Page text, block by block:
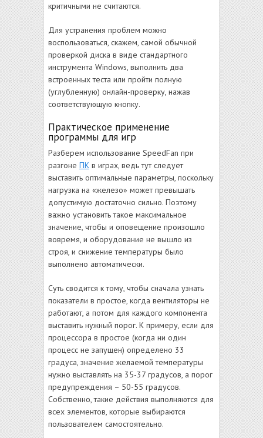
критичными не считаются.
Для устранения проблем можно
воспользоваться, скажем, самой обычной
проверкой диска в виде стандартного
инструмента Windows, выполнить два
встроенных теста или пройти полную
(углубленную) онлайн-проверку, нажав
соответствующую кнопку.
Практическое применение
программы для игр
Разберем использование SpeedFan при
разгоне ПК в играх, ведь тут следует
выставить оптимальные параметры, поскольку
нагрузка на «железо» может превышать
допустимую достаточно сильно. Поэтому
важно установить такое максимальное
значение, чтобы и оповещение произошло
вовремя, и оборудование не вышло из
строя, и снижение температуры было
выполнено автоматически.
Суть сводится к тому, чтобы сначала узнать
показатели в простое, когда вентиляторы не
работают, а потом для каждого компонента
выставить нужный порог. К примеру, если для
процессора в простое (когда ни один
процесс не запущен) определено 33
градуса, значение желаемой температуры
нужно выставлять на 35-37 градусов, а порог
предупреждения – 50-55 градусов.
Собственно, такие действия выполняются для
всех элементов, которые выбираются
пользователем самостоятельно.